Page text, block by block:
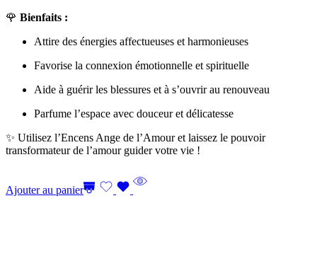
🌹 Bienfaits :
Attire des énergies affectueuses et harmonieuses
Favorise la connexion émotionnelle et spirituelle
Aide à guérir les blessures et à s’ouvrir au renouveau
Parfume l’espace avec douceur et délicatesse
✨ Utilisez l’Encens Ange de l’Amour et laissez le pouvoir
transformateur de l’amour guider votre vie !
Ajouter au panier